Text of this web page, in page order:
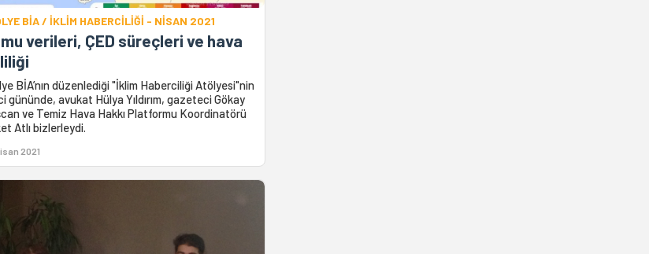
BİA / İKLİM HABERCİLİĞİ - NİSAN 2021
verileri, ÇED süreçleri ve hava
BİA’nın düzenlediği "İklim Haberciliği Atölyesi"nin
gününde, avukat Hülya Yıldırım, gazeteci Gökay
ve Temiz Hava Hakkı Platformu Koordinatörü
Atlı bizlerleydi.
2021